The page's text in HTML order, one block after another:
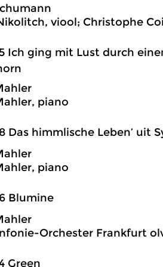
viool; Christophe
Ich ging mit Lust durch
piano
Das himmlische Leben’ uit
piano
Blumine
Orchester Frankfurt
Green